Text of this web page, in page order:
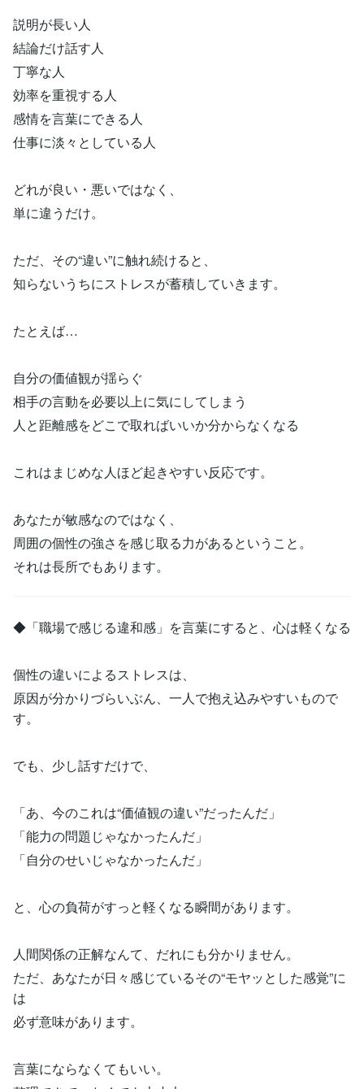
説明が長い人
結論だけ話す人
丁寧な人
効率を重視する人
感情を言葉にできる人
仕事に淡々としている人
どれが良い・悪いではなく、
単に違うだけ。
ただ、その“違い”に触れ続けると、
知らないうちにストレスが蓄積していきます。
たとえば…
自分の価値観が揺らぐ
相手の言動を必要以上に気にしてしまう
人と距離感をどこで取ればいいか分からなくなる
これはまじめな人ほど起きやすい反応です。
あなたが敏感なのではなく、
周囲の個性の強さを感じ取る力があるということ。
それは長所でもあります。
◆「職場で感じる違和感」を言葉にすると、心は軽くなる
個性の違いによるストレスは、
原因が分かりづらいぶん、一人で抱え込みやすいもので
す。
でも、少し話すだけで、
「あ、今のこれは“価値観の違い”だったんだ」
「能力の問題じゃなかったんだ」
「自分のせいじゃなかったんだ」
と、心の負荷がすっと軽くなる瞬間があります。
人間関係の正解なんて、だれにも分かりません。
ただ、あなたが日々感じているその“モヤッとした感覚”に
は
必ず意味があります。
言葉にならなくてもいい。